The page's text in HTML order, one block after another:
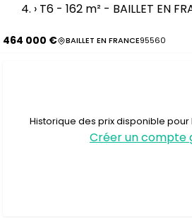
› T6 - 162 m² - BAILLET EN
464 000 € BAILLET EN FRANCE95560
Historique des prix disponible
Créer un compte